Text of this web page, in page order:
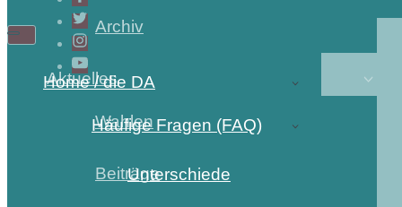
Archiv
Aktuelles
Wahlen
Beiträge
Home / die DA
Häufige Fragen (FAQ)
Unterschiede